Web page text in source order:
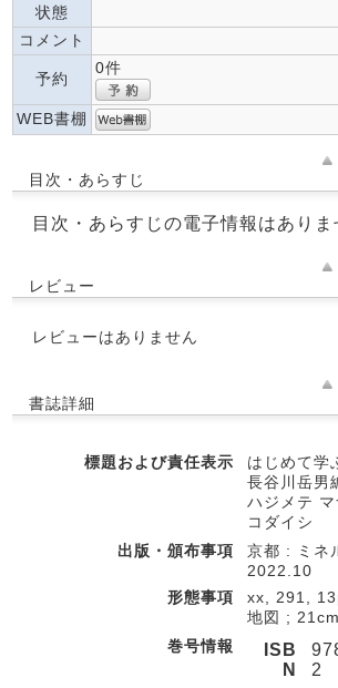
状態
コメント
予約
0件
WEB書棚
目次・あらすじ
目次・あらすじの電子情報はありま
レビュー
レビューはありません
書誌詳細
標題および責任表示
はじめて学
長谷川岳男
ハジメテ
コダイシ
出版・頒布事項
京都 : ミネ
2022.10
形態事項
xx, 291,
地図 ; 21cm
巻号情報
ISB
N
2